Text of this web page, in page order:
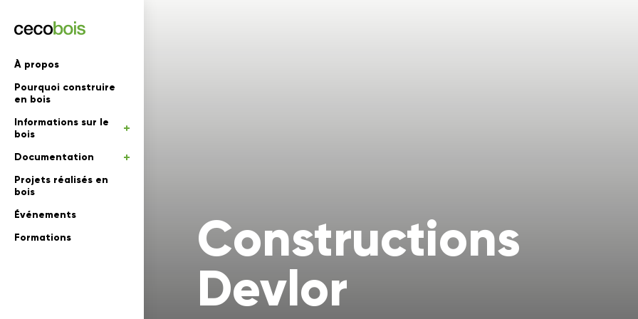
À propos
Pourquoi construire
en bois
Informations sur le
bois
Documentation
Projets réalisés en
bois
Événements
Formations
en bois
Constructions
Devlor